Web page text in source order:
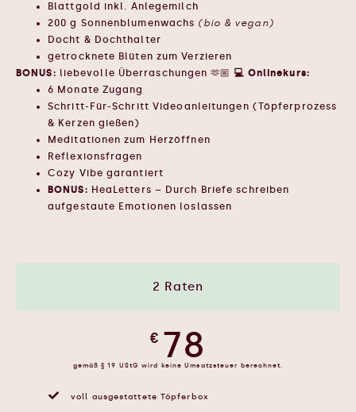
Blattgold inkl. Anlegemilch
200 g Sonnenblumenwachs (bio & vegan)
Docht & Dochthalter
getrocknete Blüten zum Verzieren
BONUS: liebevolle Überraschungen 🫶🏼 💻 Onlinekurs:
6 Monate Zugang
Schritt-Für-Schritt Videoanleitungen (Töpferprozess
& Kerzen gießen)
Meditationen zum Herzöffnen
Reflexionsfragen
Cozy Vibe garantiert
BONUS: HeaLetters – Durch Briefe schreiben
aufgestaute Emotionen loslassen
2 Raten
€ 78
gemäß § 19 UStG wird keine Umsatzsteuer berechnet.
voll ausgestattete Töpferbox